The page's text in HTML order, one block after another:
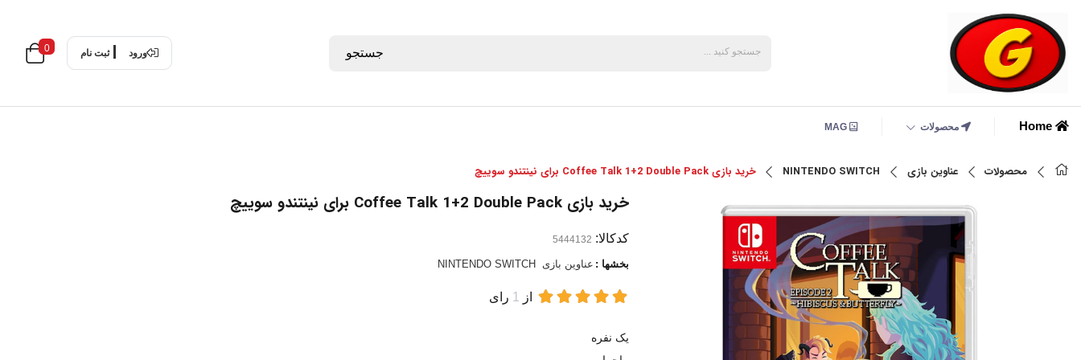
جستجو ورود ثبت نام 0
محصولات
محصولات عناوین بازی NINTENDO SWITCH خرید بازی Coffee Talk 1+2 Double Pack برای نینتندو سوییچ
خرید بازی Coffee Talk 1+2 Double Pack برای نینتندو سوییچ
کدکالا:
بخشها : عناوین بازی NINTENDO SWITCH
از 1 رای
یک نفره